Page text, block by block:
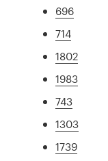
696
714
1802
1983
743
1303
1739